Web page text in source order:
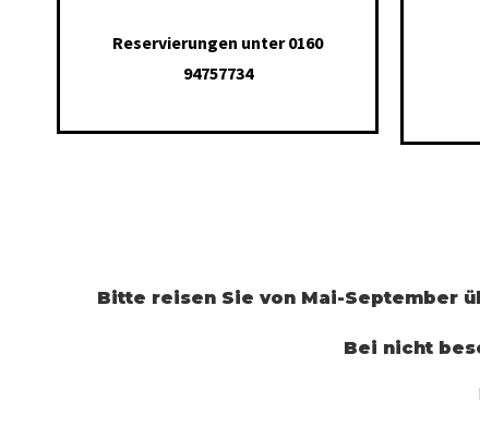
Reservierungen unter 0160
94757734
Bitte reisen Sie von Mai-September
Bei nicht